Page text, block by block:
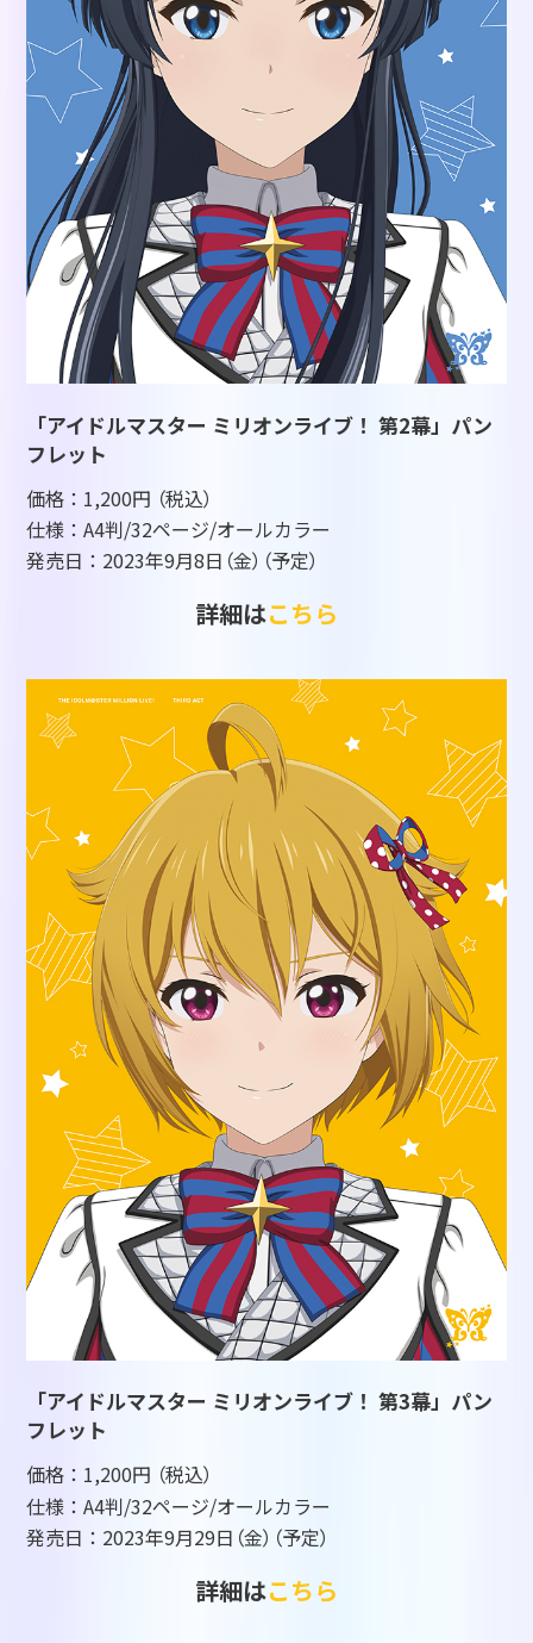
「アイドルマスター ミリオンライブ！ 第2幕」パン
フレット
価格：1,200円 （税込）
仕様：A4判/32ページ/オールカラー
発売日：2023年9月8日 （金）（予定）
詳細はこちら
「アイドルマスター ミリオンライブ！ 第3幕」パン
フレット
価格：1,200円 （税込）
仕様：A4判/32ページ/オールカラー
発売日：2023年9月29日 （金）（予定）
詳細はこちら